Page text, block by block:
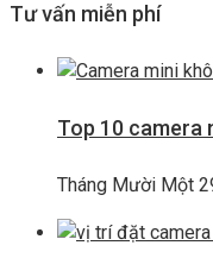
Tư vấn miễn phí
Top 10 camera
Tháng Mười Một